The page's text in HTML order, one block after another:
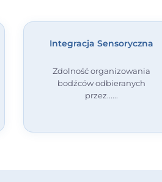
Integracja Sensoryczna
Zdolność organizowania
bodźców odbieranych
przez...